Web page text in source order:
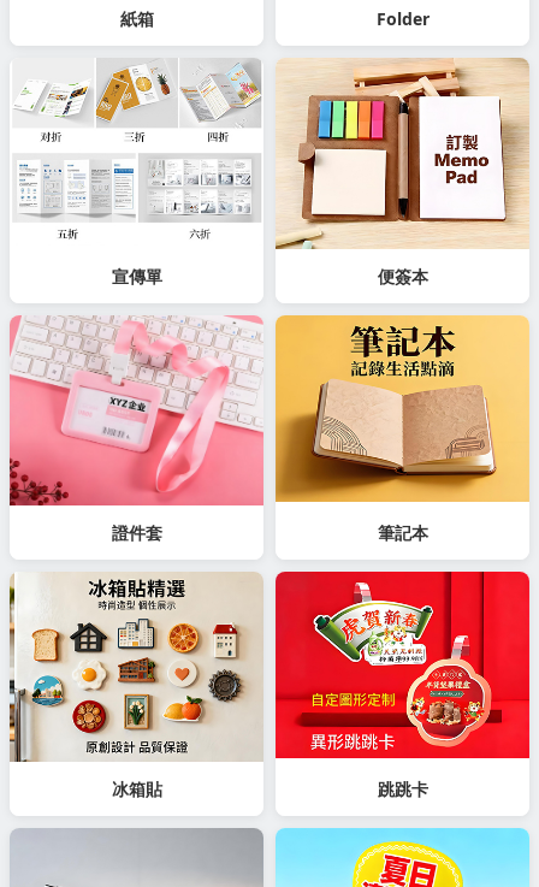
紙箱 Folder
宣傳單 便簽本
證件套 筆記本
冰箱貼 跳跳卡